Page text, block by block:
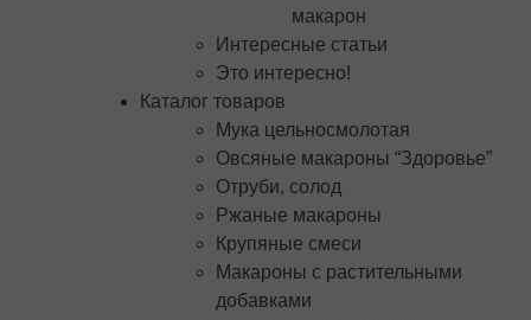
макарон
Интересные статьи
Это интересно!
Каталог товаров
Мука цельносмолотая
Овсяные макароны “Здоровье”
Отруби, солод
Ржаные макароны
Крупяные смеси
Макароны с растительными
добавками